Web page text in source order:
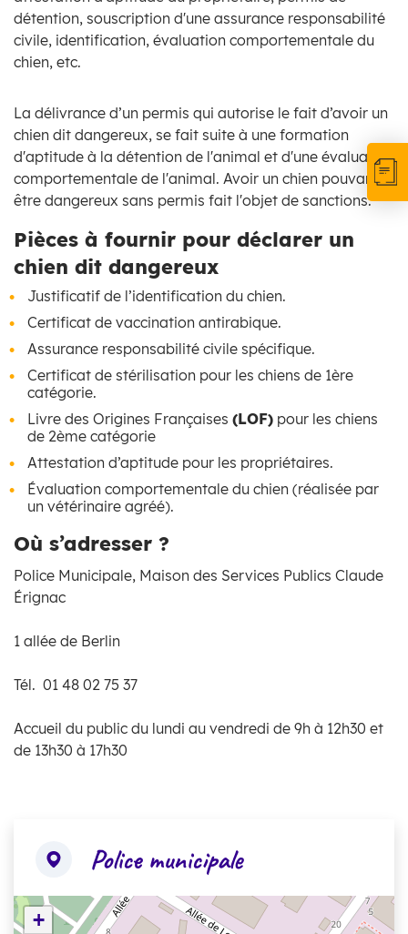
détention, souscription d'une assurance responsabilité
civile, identification, évaluation comportementale du
chien, etc.
La délivrance d’un permis qui autorise le fait d’avoir un
chien dit dangereux, se fait suite à une formation
d'aptitude à la détention de l'animal et d'une évaluation
comportementale de l'animal. Avoir un chien pouvant
être dangereux sans permis fait l'objet de sanctions.
Pièces à fournir pour déclarer un
chien dit dangereux
Justificatif de l’identification du chien.
Certificat de vaccination antirabique.
Assurance responsabilité civile spécifique.
Certificat de stérilisation pour les chiens de 1ère
catégorie.
Livre des Origines Françaises(LOF) pour les chiens
de 2ème catégorie
Attestation d’aptitude pour les propriétaires.
Évaluation comportementale du chien (réalisée par
un vétérinaire agréé).
Où s’adresser ?
Police Municipale, Maison des Services Publics Claude
Érignac
1 allée de Berlin
Tél. 01 48 02 75 37
Accueil du public du lundi au vendredi de 9h à 12h30 et
de 13h30 à 17h30
Police municipale
+